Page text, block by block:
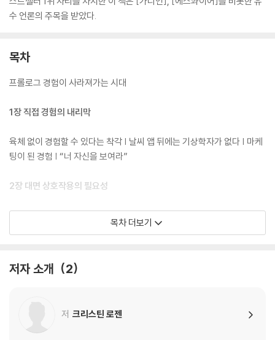
수 언론의 주목을 받았다.
목차
프롤로그 경험이 사라져가는 시대
1장 직접 경험의 내리막
육체 없이 경험할 수 있다는 착각 | 날씨 앱 뒤에는 기상학자가 없다 | 마케
팅이 된 경험 | “너 자신을 보여라”
2장 대면 상호작용의 필요성
얼굴이 가지는 힘 | 상호작용 능력의 소멸 | 투명 인간들의 사회 | 인간을 대
체한 기계 | 친구를 만나지 않는 10대들 | 직관을 방해하는 기술 | 우리, 물
3장 손으로 써야만 배울 수 있는 것
비하고 | 어린이들의 학습에는 사람이 필요하다 | 육체성의 소멸 앞에서
목차 더보기
저자 소개 2
저 크리스틴 로젠